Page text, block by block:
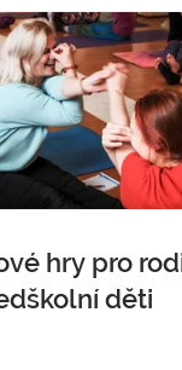
hry pro
děti